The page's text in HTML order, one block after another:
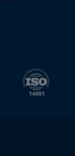
zertifiziert